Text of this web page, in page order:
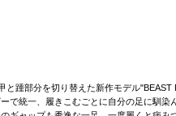
踵部分を切り替えた新作モデル"BEAST
で統一、履きこむごとに自分の足に馴染